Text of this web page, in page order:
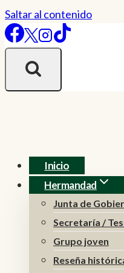
Saltar al contenido
Inicio
Hermandad
Junta de
Secretaría /
Grupo joven
Reseña